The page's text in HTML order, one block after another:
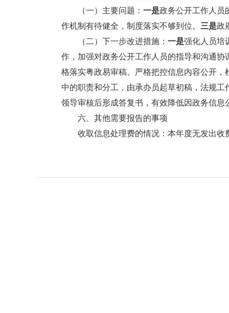
（一）主要问题： 一是政务公开工作人员
作机制有待健全，制度落实不够到位。 三是政
（二）下一步改进措施： 一是强化人员培
作，加强对政务公开工作人员的指导和沟通协
格落实粤政易审稿。严格把控信息内容公开，
中的职责和分工，由承办员起草初稿，法规
领导审核后形成答复书，有效降低因政务信
六、其他需要报告的事项
收取信息处理费的情况：本年度无发出收